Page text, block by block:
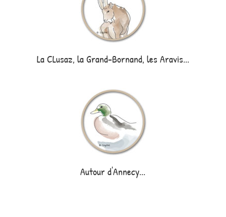
La CLusaz, la Grand-Bornand, les Aravis...
Autour d'Annecy...